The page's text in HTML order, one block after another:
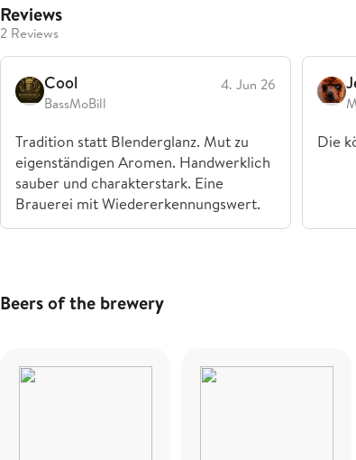
Reviews
2 Reviews
Cool
BassMoBill
4. Jun 26
Tradition statt Blenderglanz. Mut zu
eigenständigen Aromen. Handwerklich
sauber und charakterstark. Eine
Brauerei mit Wiedererkennungswert.
Die
Beers of the brewery